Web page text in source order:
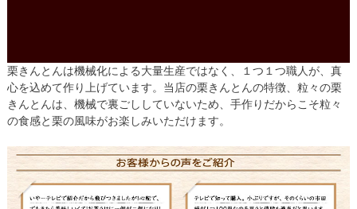
栗きんとんは機械化による大量生産ではなく、１つ１つ職人が、真
心を込めて作り上げています。当店の栗きんとんの特徴、粒々の栗
きんとんは、機械で裏ごししていないため、手作りだからこそ粒々
の食感と栗の風味がお楽しみいただけます。